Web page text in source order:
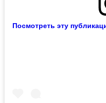
Посмотреть эту